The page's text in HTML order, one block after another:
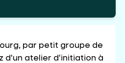
par petit groupe de
d'un atelier d'initiation à